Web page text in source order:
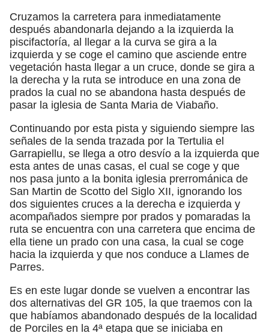
Cruzamos la carretera para inmediatamente
después abandonarla dejando a la izquierda la
piscifactoría, al llegar a la curva se gira a la
izquierda y se coge el camino que asciende entre
vegetación hasta llegar a un cruce, donde se gira a
la derecha y la ruta se introduce en una zona de
prados la cual no se abandona hasta después de
pasar la iglesia de Santa Maria de Viabaño.
Continuando por esta pista y siguiendo siempre las
señales de la senda trazada por la Tertulia el
Garrapiellu, se llega a otro desvío a la izquierda que
esta antes de unas casas, el cual se coge y que
nos pasa junto a la bonita iglesia prerrománica de
San Martin de Scotto del Siglo XII, ignorando los
dos siguientes cruces a la derecha e izquierda y
acompañados siempre por prados y pomaradas la
ruta se encuentra con una carretera que encima de
ella tiene un prado con una casa, la cual se coge
hacia la izquierda y que nos conduce a Llames de
Parres.
Es en este lugar donde se vuelven a encontrar las
dos alternativas del GR 105, la que traemos con la
que habíamos abandonado después de la localidad
de Porciles en la 4ª etapa que se iniciaba en